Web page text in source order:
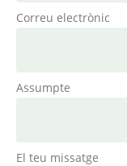
Correu electrònic
Assumpte
El teu missatge